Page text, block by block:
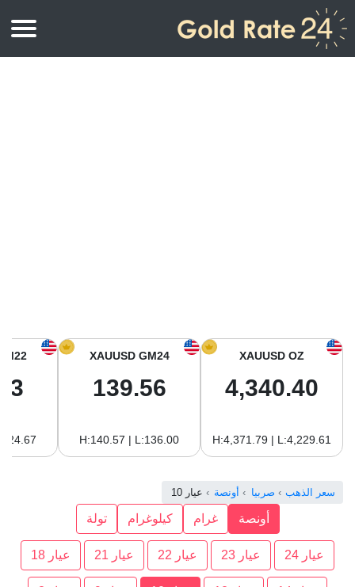
أسعار الذهب في أمريكا الجنوبية
XAUUSD OZ
4,340.40
H:4,371.79 | L:4,229.61
XAUUSD GM24
139.56
H:140.57 | L:136.00
سعر الذهب صربيا أونصة عيار 10
أونصة غرام كيلوغرام تولة
عيار 24 عيار 23 عيار 22 عيار 21 عيار 18